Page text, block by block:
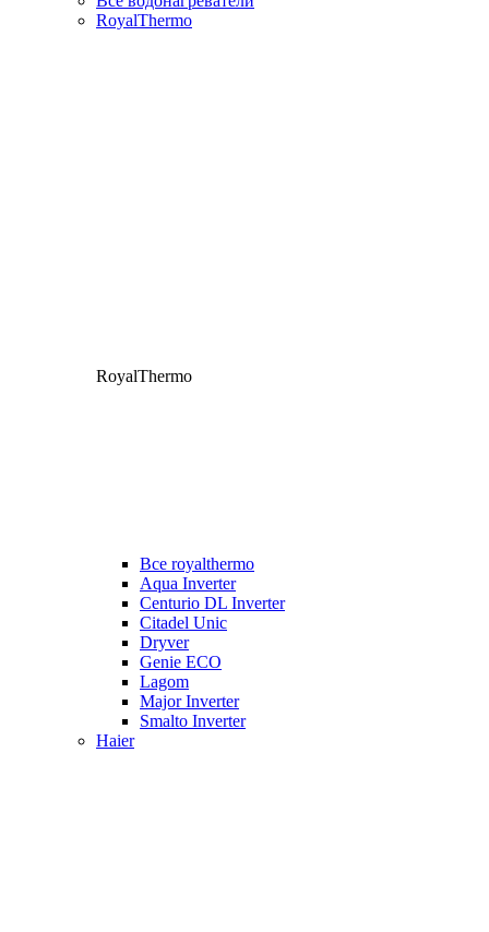
RoyalThermo
RoyalThermo
Все royalthermo
Aqua Inverter
Centurio DL Inverter
Citadel Unic
Dryver
Genie ECO
Lagom
Major Inverter
Smalto Inverter
Haier